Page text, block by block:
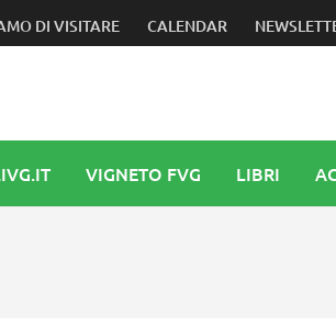
internazionale del carsismo
DI VISITARE CALENDAR
VIGNETO FVG LIBRI